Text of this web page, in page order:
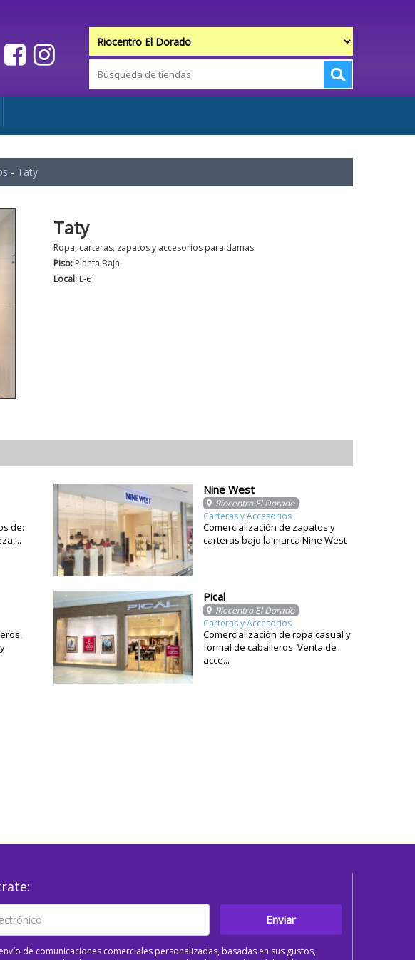
- Taty
Taty
Ropa, carteras, zapatos y accesorios para damas.
Piso: Planta Baja
Local: L-6
de:
Nine West
Riocentro El Dorado
Carteras y Accesorios
Comercialización de zapatos y
carteras bajo la marca Nine West
Pical
Riocentro El Dorado
Carteras y Accesorios
Comercialización de ropa casual y
formal de caballeros. Venta de
acce...
Enviar
de comunicaciones comerciales personalizadas, basadas en sus gustos,